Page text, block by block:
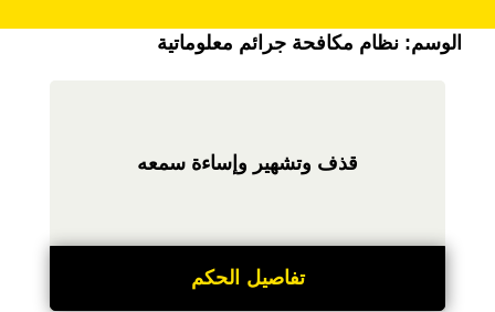
الوسم: نظام مكافحة جرائم معلوماتية
قذف وتشهير وإساءة سمعه
تفاصيل الحكم